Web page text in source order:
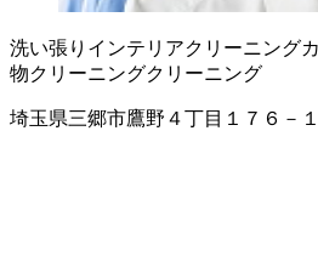
洗い張り インテリアクリーニング
物クリーニングクリーニング
埼玉県三郷市鷹野４丁目１７６－１